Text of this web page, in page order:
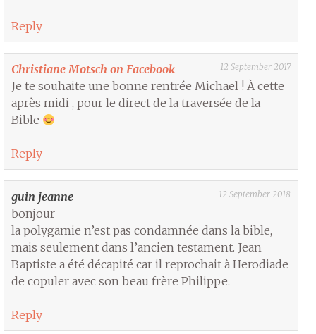
Reply
Christiane Motsch on Facebook 12 September 2017
Je te souhaite une bonne rentrée Michael ! À cette
après midi , pour le direct de la traversée de la
Bible
Reply
guin jeanne 12 September 2018
bonjour
la polygamie n’est pas condamnée dans la bible,
mais seulement dans l’ancien testament. Jean
Baptiste a été décapité car il reprochait à Herodiade
de copuler avec son beau frère Philippe.
Reply